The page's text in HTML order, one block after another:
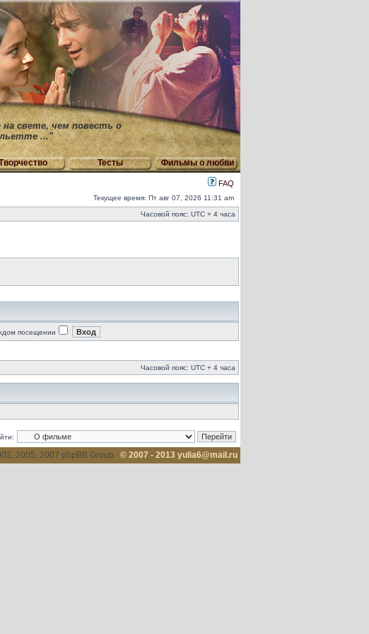
свете, чем повесть о
..."
Тесты Фильмы о любви
FAQ
Текущее время: Пт авг 07, 2026 11:31 am
Часовой пояс: UTC + 4 часа
посещении
Часовой пояс: UTC + 4 часа
2005, 2007 phpBB Group © 2007 - 2013 yulia6@mail.ru